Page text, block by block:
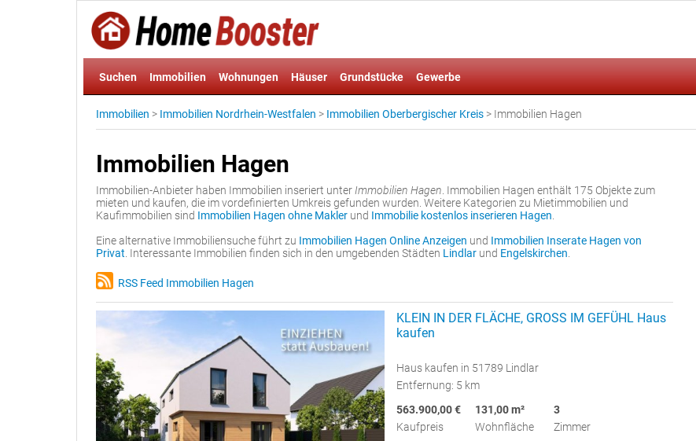
Suchen Immobilien Wohnungen Häuser Grundstücke Gewerbe
Immobilien > Immobilien Nordrhein-Westfalen > Immobilien Oberbergischer Kreis > Immobilien Hagen
Immobilien Hagen
Immobilien-Anbieter haben Immobilien inseriert unter Immobilien Hagen . Immobilien Hagen enthält 175 Objekte zum
mieten und kaufen, die im vordefinierten Umkreis gefunden wurden. Weitere Kategorien zu Mietimmobilien und
Kaufimmobilien sind Immobilien Hagen ohne Makler und Immobilie kostenlos inserieren Hagen
Eine alternative Immobiliensuche führt zu Immobilien Hagen Online Anzeigen und Immobilien Inserate Hagen von
Privat . Interessante Immobilien finden sich in den umgebenden Städten Lindlar und Engelskirchen
RSS Feed Immobilien Hagen
KLEIN IN DER FLÄCHE, GROSS IM GEFÜHL Haus
kaufen
Haus kaufen in 51789 Lindlar
Entfernung: 5 km
563.900,00 €
Kaufpreis
131,00 m²
Wohnfläche
3
Zimmer